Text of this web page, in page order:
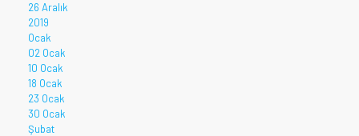
26 Aralık
2019
Ocak
02 Ocak
10 Ocak
18 Ocak
23 Ocak
30 Ocak
Şubat